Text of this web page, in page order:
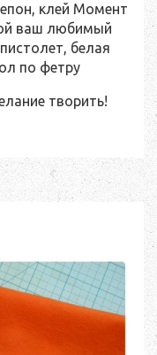
клей Момент
ваш любимый
белая
по фетру
творить!